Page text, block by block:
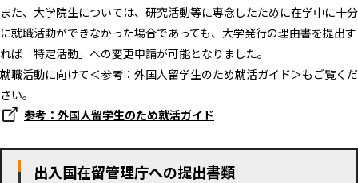
また、大学院生については、研究活動等に専念したために在学中に十分
に就職活動ができなかった場合であっても、大学発行の理由書を提出す
れば「特定活動」への変更申請が可能となりました。
就職活動に向けて＜参考：外国人留学生のため就活ガイド＞もご覧くだ
さい。
参考：外国人留学生のため就活ガイド
出入国在留管理庁への提出書類